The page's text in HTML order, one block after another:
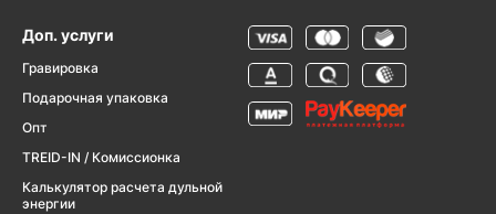
Доп. услуги
Гравировка
Подарочная упаковка
Опт
TREID-IN / Комиссионка
Калькулятор расчета дульной
энергии